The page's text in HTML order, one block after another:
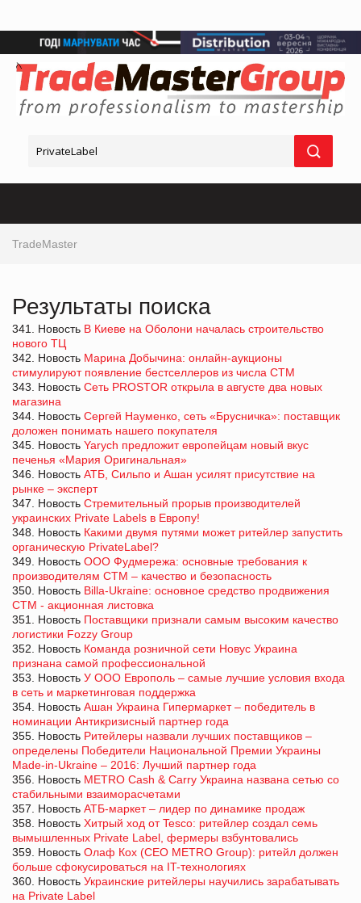
TradeMaster
Результаты поиска
341. Новость В Киеве на Оболони началась строительство
нового ТЦ
342. Новость Марина Добычина: онлайн-аукционы
стимулируют появление бестселлеров из числа СТМ
343. Новость Сеть PROSTOR открыла в августе два новых
магазина
344. Новость Сергей Науменко, сеть «Брусничка»: поставщик
доложен понимать нашего покупателя
345. Новость Yarych предложит европейцам новый вкус
печенья «Мария Оригинальная»
346. Новость АТБ, Сильпо и Ашан усилят присутствие на
рынке – эксперт
347. Новость Стремительный прорыв производителей
украинских Private Labels в Европу!
348. Новость Какими двумя путями может ритейлер запустить
органическую PrivateLabel?
349. Новость ООО Фудмережа: основные требования к
производителям СТМ – качество и безопасность
350. Новость Billa-Ukraine: основное средство продвижения
СТМ - акционная листовка
351. Новость Поставщики признали самым высоким качество
логистики Fozzy Group
352. Новость Команда розничной сети Новус Украина
признана самой профессиональной
353. Новость У ООО Европоль – самые лучшие условия входа
в сеть и маркетинговая поддержка
354. Новость Ашан Украина Гипермаркет – победитель в
номинации Антикризисный партнер года
355. Новость Ритейлеры назвали лучших поставщиков –
определены Победители Национальной Премии Украины
Made-in-Ukraine – 2016: Лучший партнер года
356. Новость METRO Cash & Carry Украина названа сетью со
стабильными взаиморасчетами
357. Новость АТБ-маркет – лидер по динамике продаж
358. Новость Хитрый ход от Tesco: ритейлер создал семь
вымышленных Private Label, фермеры взбунтовались
359. Новость Олаф Кох (CEO METRO Group): ритейл должен
больше сфокусироваться на IT-технологиях
360. Новость Украинские ритейлеры научились зарабатывать
на Private Label